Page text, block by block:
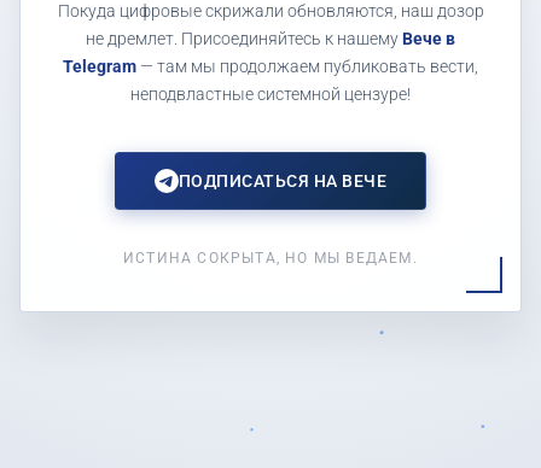
Покуда цифровые скрижали обновляются, наш дозор
не дремлет. Присоединяйтесь к нашемуВече в
Telegram — там мы продолжаем публиковать вести,
неподвластные системной цензуре!
ПОДПИСАТЬСЯ НА ВЕЧЕ
ИСТИНА СОКРЫТА, НО МЫ ВЕДАЕМ.